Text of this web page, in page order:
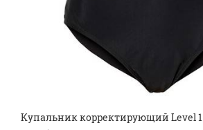
Купальник корректирующий Level 1